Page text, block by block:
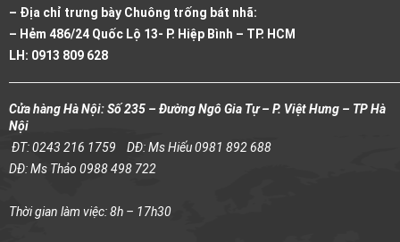
– Địa chỉ trưng bày Chuông trống bát nhã:
– Hẻm 486/24 Quốc Lộ 13- P. Hiệp Bình – TP. HCM
LH: 0913 809 628
Cửa hàng Hà Nội: Số 235 – Đường Ngô Gia Tự – P. Việt Hưng – TP Hà
Nội
ĐT: 0243 216 1759 DĐ: Ms Hiếu 0981 892 688
DĐ: Ms Thảo 0988 498 722
Thời gian làm việc: 8h – 17h30